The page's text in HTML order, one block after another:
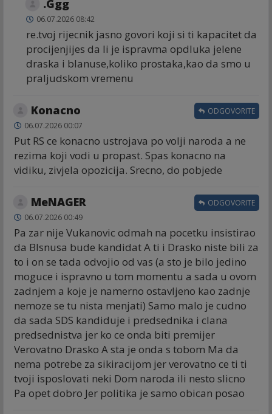
.Ggg
06.07.2026 08:42
re.tvoj rijecnik jasno govori koji si ti kapacitet da
procijenjijes da li je ispravma opdluka jelene
draska i blanuse,koliko prostaka,kao da smo u
praljudskom vremenu
Konacno
06.07.2026 00:07
Put RS ce konacno ustrojava po volji naroda a ne
rezima koji vodi u propast. Spas konacno na
vidiku, zivjela opozicija. Srecno, do pobjede
ODGOVORITE
MeNAGER
06.07.2026 00:49
Pa zar nije Vukanovic odmah na pocetku insistirao
da Blsnusa bude kandidat A ti i Drasko niste bili za
to i on se tada odvojio od vas (a sto je bilo jedino
moguce i ispravno u tom momentu a sada u ovom
zadnjem a koje je namerno ostavljeno kao zadnje
nemoze se tu nista menjati) Samo malo je cudno
da sada SDS kandiduje i predsednika i clana
predsednistva jer ko ce onda biti premijer
Verovatno Drasko A sta je onda s tobom Ma da
nema potrebe za sikiracijom jer verovatno ce ti ti
tvoji isposlovati neki Dom naroda ili nesto slicno
Pa opet dobro Jer politika je samo obican posao
ODGOVORITE